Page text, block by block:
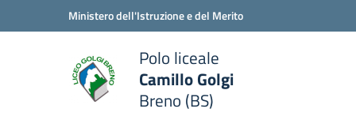
Vai ai contenuti
Vai al menu di navigazioneMinistero dell'Istruzione e del Merito
scuola
Polo liceale
Camillo Golgi
Breno (BS)